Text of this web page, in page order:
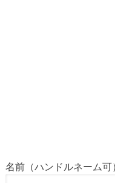
名前（ハンドルネーム可